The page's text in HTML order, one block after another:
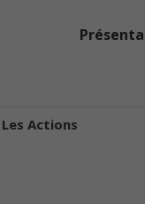
Les Actions